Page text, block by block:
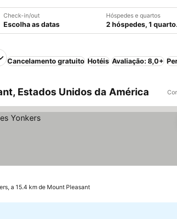
Check-in/out
Escolha as datas
Hóspedes e quartos
2 hóspedes, 1 quarto.
Cancelamento gratuito Hotéis Avaliação: 8,0+
Estados Unidos da América
a 15.4 km de Mount Pleasant